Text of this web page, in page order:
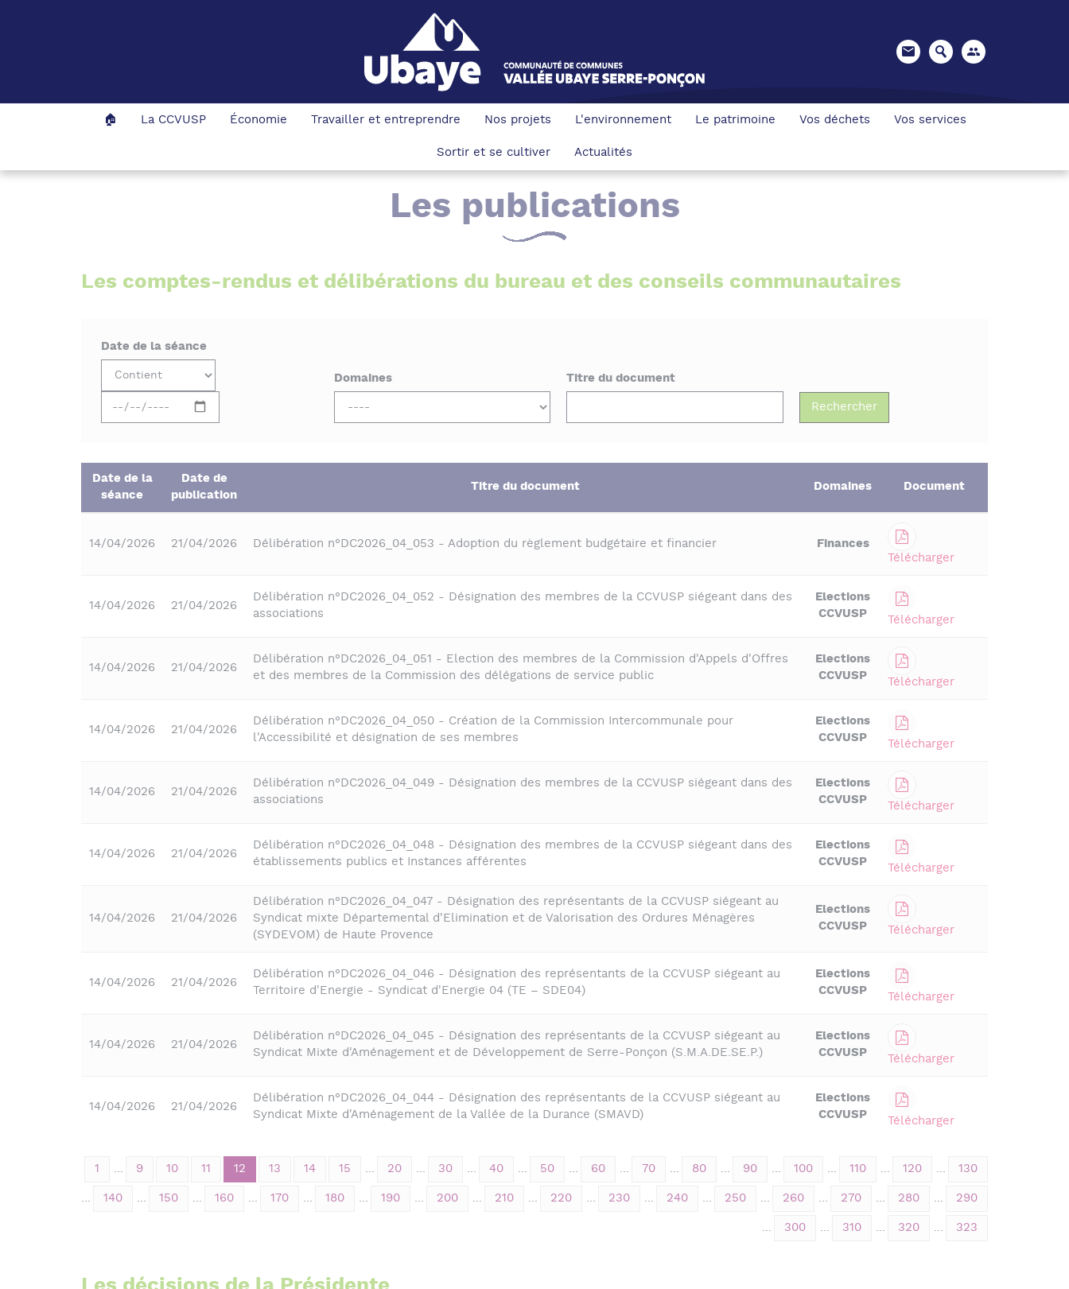
🏠 La CCVUSP Économie Travailler et entreprendre Nos projets L'environnement Le patrimoine Vos déchets Vos services
Sortir et se cultiver Actualités
Les publications
Les comptes-rendus et délibérations du bureau et des conseils communautaires
Date de la séance
Domaines Titre du document
Date de la
séance
Date de
publication
Titre du document Domaines Document
14/04/2026 21/04/2026 Délibération n°DC2026_04_053 - Adoption du règlement budgétaire et financier
Finances
Télécharger
14/04/2026 21/04/2026
Délibération n°DC2026_04_052 - Désignation des membres de la CCVUSP siégeant dans des
associations
Elections
CCVUSP
Télécharger
14/04/2026 21/04/2026
Délibération n°DC2026_04_051 - Election des membres de la Commission d'Appels d'Offres
et des membres de la Commission des délégations de service public
Elections
CCVUSP
Télécharger
14/04/2026 21/04/2026
Délibération n°DC2026_04_050 - Création de la Commission Intercommunale pour
l'Accessibilité et désignation de ses membres
Elections
CCVUSP
Télécharger
14/04/2026 21/04/2026
Délibération n°DC2026_04_049 - Désignation des membres de la CCVUSP siégeant dans des
associations
Elections
CCVUSP
Télécharger
14/04/2026 21/04/2026
Délibération n°DC2026_04_048 - Désignation des membres de la CCVUSP siégeant dans des
établissements publics et Instances afférentes
Elections
CCVUSP
Télécharger
14/04/2026 21/04/2026
Délibération n°DC2026_04_047 - Désignation des représentants de la CCVUSP siégeant au
Syndicat mixte Départemental d'Elimination et de Valorisation des Ordures Ménagères
(SYDEVOM) de Haute Provence
Elections
CCVUSP
Télécharger
14/04/2026 21/04/2026
Délibération n°DC2026_04_046 - Désignation des représentants de la CCVUSP siégeant au
Territoire d'Energie - Syndicat d'Energie 04 (TE – SDE04)
Elections
CCVUSP
Télécharger
14/04/2026 21/04/2026
Délibération n°DC2026_04_045 - Désignation des représentants de la CCVUSP siégeant au
Syndicat Mixte d'Aménagement et de Développement de Serre-Ponçon (S.M.A.DE.SE.P.)
Elections
CCVUSP
Télécharger
14/04/2026 21/04/2026
Délibération n°DC2026_04_044 - Désignation des représentants de la CCVUSP siégeant au
Syndicat Mixte d'Aménagement de la Vallée de la Durance (SMAVD)
Elections
CCVUSP
Télécharger
1 ... 9 10 11 12 13 14 15 ... 20 ... 30 ... 40 ... 50 ... 60 ... 70 ... 80 ... 90 ... 100 ... 110 ... 120 ... 130
... 140 ... 150 ... 160 ... 170 ... 180 ... 190 ... 200 ... 210 ... 220 ... 230 ... 240 ... 250 ... 260 ... 270 ... 280 ... 290
... 300 ... 310 ... 320 ... 323